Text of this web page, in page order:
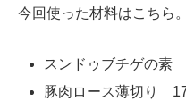
今回使った材料はこちら。
スンドゥブチゲの素
豚肉ロース薄切り